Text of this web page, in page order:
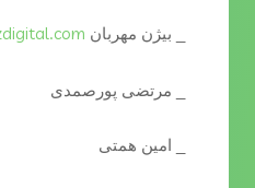
_ بیژن مهربان
_ مرتضی پورصمدی
_ امین همتی